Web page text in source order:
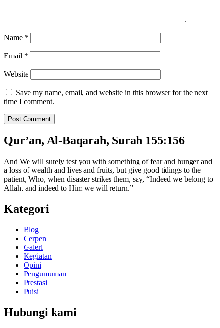
Name *
Email *
Website
Save my name, email, and website in this browser for the next
time I comment.
Qur’an, Al-Baqarah, Surah 155:156
And We will surely test you with something of fear and hunger and
a loss of wealth and lives and fruits, but give good tidings to the
patient, Who, when disaster strikes them, say, “Indeed we belong to
Allah, and indeed to Him we will return.”
Kategori
Blog
Cerpen
Galeri
Kegiatan
Opini
Pengumuman
Prestasi
Puisi
Hubungi kami